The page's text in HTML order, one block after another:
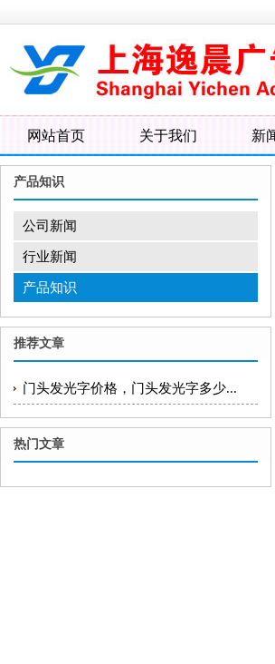
网站首页 关于我们 新
产品知识
公司新闻
行业新闻
产品知识
推荐文章
门头发光字价格，门头发光字多少...
热门文章